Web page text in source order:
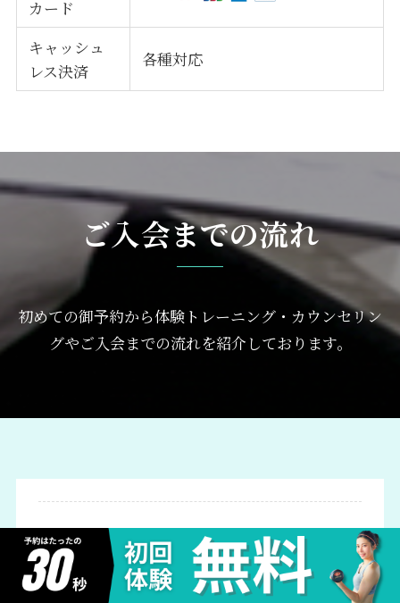
カード
キャッシュ
レス決済
各種対応
ご入会までの流れ
初めての御予約から体験トレーニング・カウンセリン
グやご入会までの流れを紹介しております。
STEP